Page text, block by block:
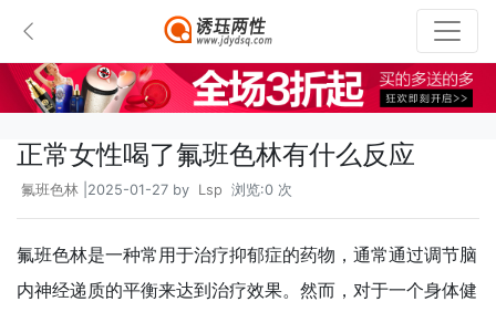
正常女性喝了氟班色林有什么反应
氟班色林 |2025-01-27 by Lsp 浏览:0 次
氟班色林是一种常用于治疗抑郁症的药物，通常通过调节脑
内神经递质的平衡来达到治疗效果。然而，对于一个身体健